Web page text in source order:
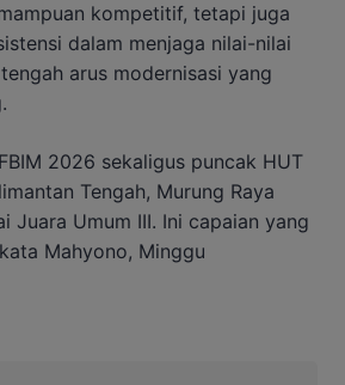
kompetitif, tetapi juga
dalam menjaga nilai-nilai
arus modernisasi yang
2026 sekaligus puncak HUT
Tengah, Murung Raya
Juara Umum III. Ini capaian yang
Mahyono, Minggu